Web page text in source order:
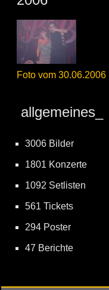
Foto vom 30.06.2006
allgemeines_
3006 Bilder
1801 Konzerte
1092 Setlisten
561 Tickets
294 Poster
47 Berichte